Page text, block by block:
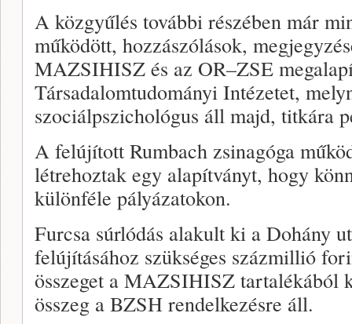
A közgyűlés további részében már
működött, hozzászólások,
MAZSIHISZ és az OR–ZSE
Társadalomtudományi Intézetet,
szociálpszichológus áll majd, titkára
A felújított Rumbach zsinagóga
létrehoztak egy alapítványt, hogy
különféle pályázatokon.
Furcsa súrlódás alakult ki a Dohány
felújításához szükséges százmillió
összeget a MAZSIHISZ tartalékából
összeg a BZSH rendelkezésre áll.